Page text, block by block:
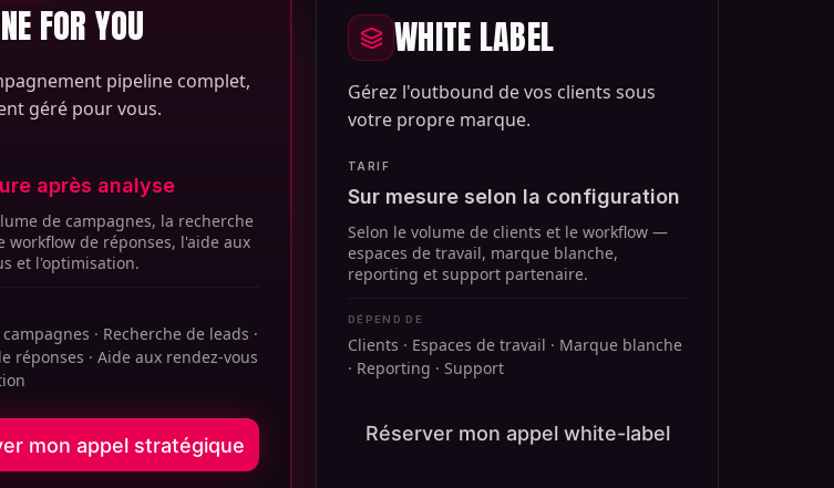
FOR YOU
pipeline complet,
géré pour vous.
après analyse
de campagnes, la recherche
workflow de réponses, l'aide aux
et l'optimisation.
· Recherche de leads ·
réponses · Aide aux rendez-vous
mon appel stratégique
WHITE LABEL
Gérez l'outbound de vos clients sous
votre propre marque.
TARIF
Sur mesure selon la configuration
Selon le volume de clients et le workflow —
espaces de travail, marque blanche,
reporting et support partenaire.
DÉPEND DE
Clients · Espaces de travail · Marque blanche
· Reporting · Support
Réserver mon appel white-label